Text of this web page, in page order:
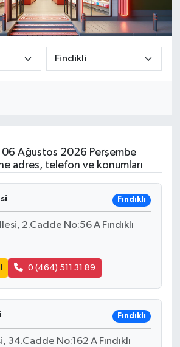
06 Ağustos 2026 Perşembe
adres, telefon ve konumları
Fındıklı
2.Cadde No:56 A Fındıklı
0 (464) 511 31 89
Fındıklı
34.Cadde No:162 A Fındıklı